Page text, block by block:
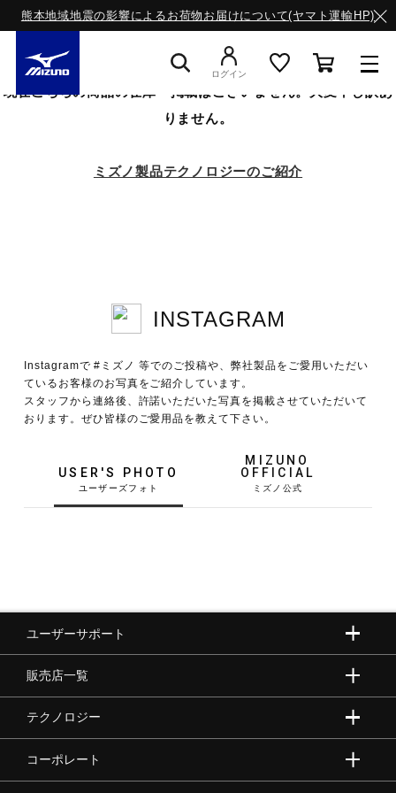
熊本地域地震の影響によるお荷物お届けについて(ヤマト運輸HP)
サッカー／フットサル
トレーニング
ゴルフ
バレーボール
バドミントン
ログイン
現在こちらの商品の在庫・掲載はございません。大変申し訳あ
りません。
ミズノ製品テクノロジーのご紹介
INSTAGRAM
Instagramで #ミズノ 等でのご投稿や、弊社製品をご愛用いただい
ているお客様のお写真をご紹介しています。
スタッフから連絡後、許諾いただいた写真を掲載させていただいて
おります。ぜひ皆様のご愛用品を教えて下さい。
USER'S PHOTO
MIZUNO
OFFICIAL
ユーザーサポート
販売店一覧
テクノロジー
コーポレート